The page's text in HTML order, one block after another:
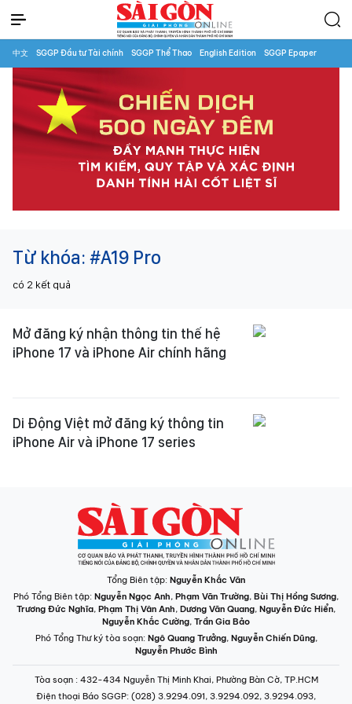
中文 SGGP Đầu tư Tài chính SGGP Thể Thao English Edition SGGP Epaper
Từ khóa: #A19 Pro
có 2 kết quả
Mở đăng ký nhận thông tin thế hệ
iPhone 17 và iPhone Air chính hãng
Di Động Việt mở đăng ký thông tin
iPhone Air và iPhone 17 series
Tổng Biên tập: Nguyễn Khắc Văn
Phó Tổng Biên tập: Nguyễn Ngọc Anh, Phạm Văn Trường, Bùi Thị Hồng Sương,
Trương Đức Nghĩa, Phạm Thị Vân Anh, Dương Văn Quang, Nguyễn Đức Hiển,
Nguyễn Khắc Cường, Trần Gia Bảo
Phó Tổng Thư ký tòa soạn: Ngô Quang Trưởng, Nguyễn Chiến Dũng,
Nguyễn Phước Bình
Tòa soạn : 432-434 Nguyễn Thị Minh Khai, Phường Bàn Cờ, TP.HCM
Điện thoại Báo SGGP: (028) 3.9294.091, 3.9294.092, 3.9294.093,